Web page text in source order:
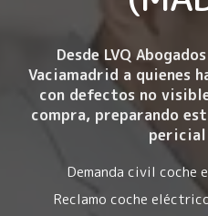
Desde LVQ
Vaciamadrid a quienes
con defectos no
compra, preparando
Demanda civil coche
Reclamo coche